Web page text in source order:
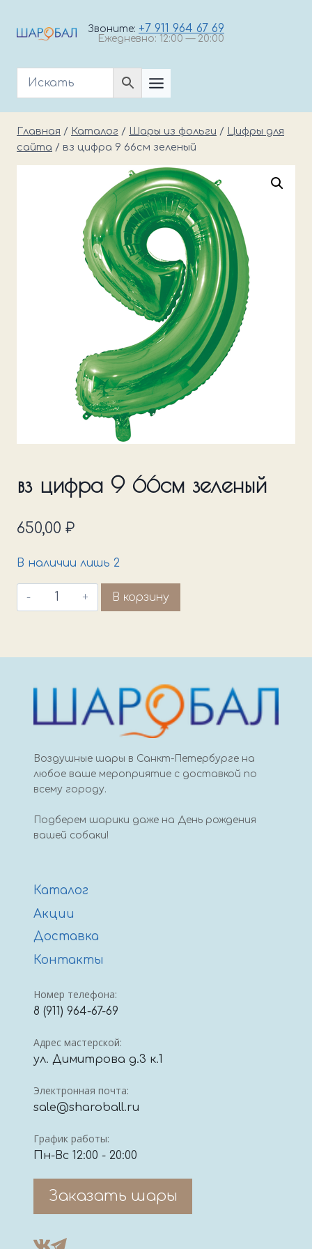
Звоните: +7 911 964 67 69
Ежедневно: 12:00 — 20:00
Главная / Каталог / Шары из фольги /
Цифры для
сайта / вз цифра 9 66см зеленый
вз цифра 9 66см зеленый
650,00 ₽
В наличии лишь 2
Количество
товара
66см
зеленый
В корзину
Воздушные шары в Санкт-Петербурге на
любое ваше мероприятие с доставкой по
всему городу.
Подберем шарики даже на День рождения
вашей собаки!
Каталог
Акции
Доставка
Контакты
Номер телефона:
8 (911) 964-67-69
Адрес мастерской:
ул. Димитрова д.3 к.1
Электронная почта:
sale@sharoball.ru
График работы:
Пн-Вс 12:00 - 20:00
Заказать шары